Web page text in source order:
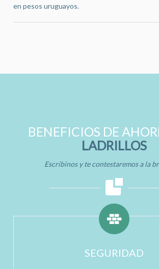
en pesos uruguayos.
BENEFICIOS DE
LADRILLOS
Escribinos y te contestaremos a la
SEGURIDAD